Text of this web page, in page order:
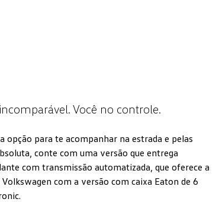
Você no controle.
opção para te acompanhar na estrada e pelas
conte com uma versão que entrega
com transmissão automatizada, que oferece a
com a versão com caixa Eaton de 6